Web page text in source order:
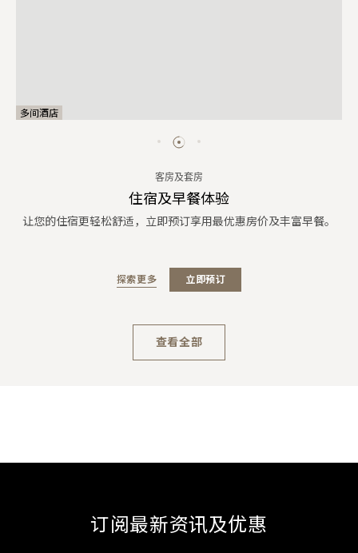
多间酒店
客房及套房
住宿及早餐体验
让您的住宿更轻松舒适，立即预订享用最优惠房价及丰富早餐。
探索更多 立即预订
查看全部
订阅最新资讯及优惠